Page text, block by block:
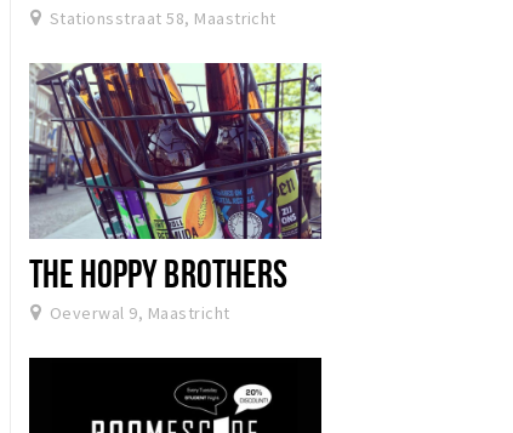
Stationsstraat 58, Maastricht
THE HOPPY BROTHERS
Oeverwal 9, Maastricht